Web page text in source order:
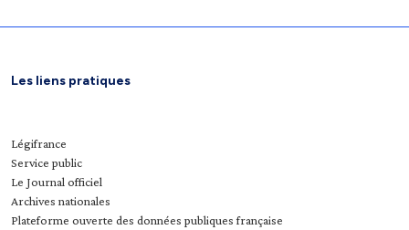
Les liens pratiques
Légifrance
Service public
Le Journal officiel
Archives nationales
Plateforme ouverte des données publiques française